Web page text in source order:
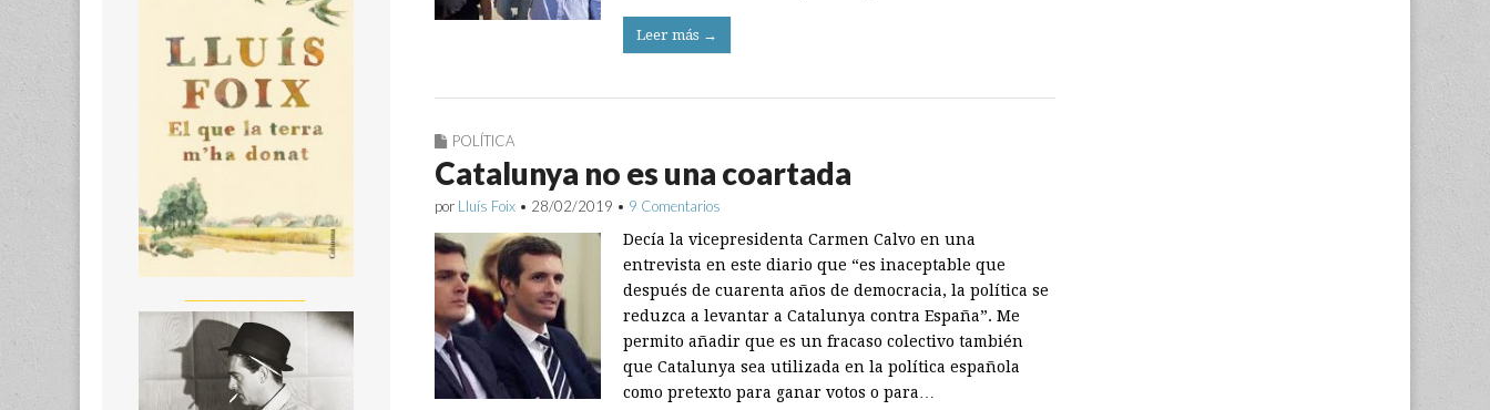
Leer más →
POLÍTICA
Catalunya no es una coartada
por Lluís Foix • 28/02/2019 • 9 Comentarios
Decía la vicepresidenta Carmen Calvo en una
entrevista en este diario que “es inaceptable que
después de cuarenta años de democracia, la política se
reduzca a levantar a Catalunya contra España”. Me
permito añadir que es un fracaso colectivo también
que Catalunya sea utilizada en la política española
como pretexto para ganar votos o para…